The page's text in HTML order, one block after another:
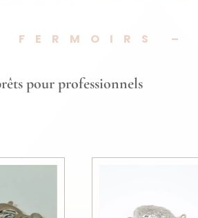
FERMOIRS –
pour professionnels